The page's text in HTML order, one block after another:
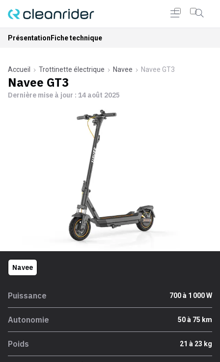
Présentation Fiche technique
Accueil Trottinette électrique Navee Navee GT3
Navee GT3
Dernière mise à jour : 14 août 2025
Navee
Puissance 700 à 1 000 W
Autonomie 50 à 75 km
Poids 21 à 23 kg